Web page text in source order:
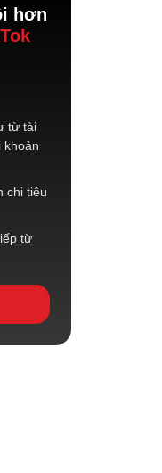
hơn
từ tài
khoản
chi tiêu
từ